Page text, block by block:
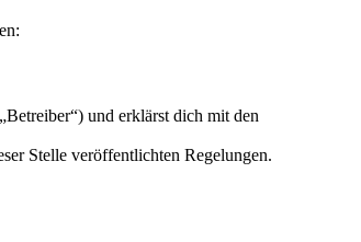
und erklärst dich mit den
Stelle veröffentlichten Regelungen.